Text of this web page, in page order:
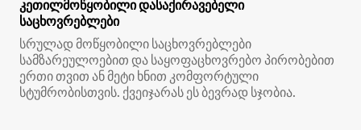
კეთილმოწყობილი დასაქირავებელი
საცხოვრებლები
სრულად მოწყობილი საცხოვრებლები
სამზარეულოებით და საყოფაცხოვრებო პირობებით
ერთი თვით ან მეტი ხნით კომფორტული
სტუმრობისთვის. ქვეიჯარას ეს ბევრად სჯობია.